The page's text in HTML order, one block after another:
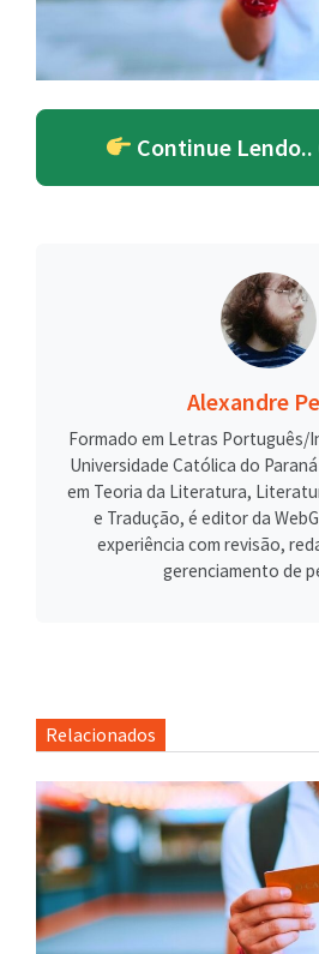
Continue Lendo..
Alexandre
Formado em Letras Português/
Universidade Católica do
em Teoria da Literatura,
e Tradução, é editor da
experiência com revisão,
gerenciamento de
Relacionados